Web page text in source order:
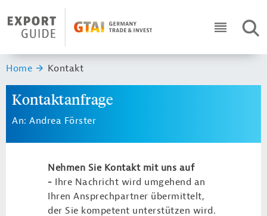
Header Logo
ICON
Sie sind hier:
Home Kontakt
Kontaktanfrage
An: Andrea Förster
Nehmen Sie Kontakt mit uns auf
- Ihre Nachricht wird umgehend an
Ihren Ansprechpartner übermittelt,
der Sie kompetent unterstützen wird.